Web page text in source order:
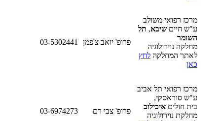
מרכז רפואי משולב
ע"ש חיים שיבא, תל
השומר
מחלקה נוירולוגיה
לאתר המחלקה לחץ
כאן
פרופ' יואב צ'פמן 03-5302441
מרכז רפואי תל אביב
ע"ש סוראסקי,
בית חולים איכילוב
מחלקת נוירולוגיה
פרופ' צבי רם 03-6974273